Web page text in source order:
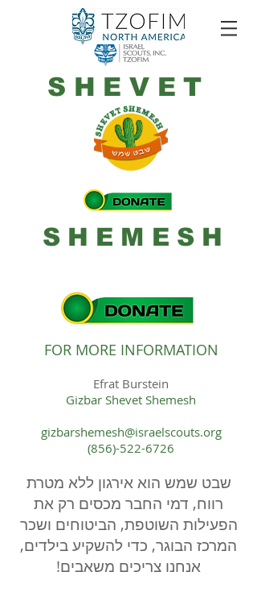
SHEVET
SHEMESH
FOR MORE INFORMATION
Efrat Burstein
Gizbar Shevet Shemesh
gizbarshemesh@israelscouts.org
(856)-522-6726
שבט שמש הוא אירגון ללא מטרת
רווח, דמי החבר מכסים רק את
הפעילות השוטפת, הביטוחים ושכר
המרכז הבוגר, כדי להשקיע בילדים,
אנחנו צריכים משאבים!